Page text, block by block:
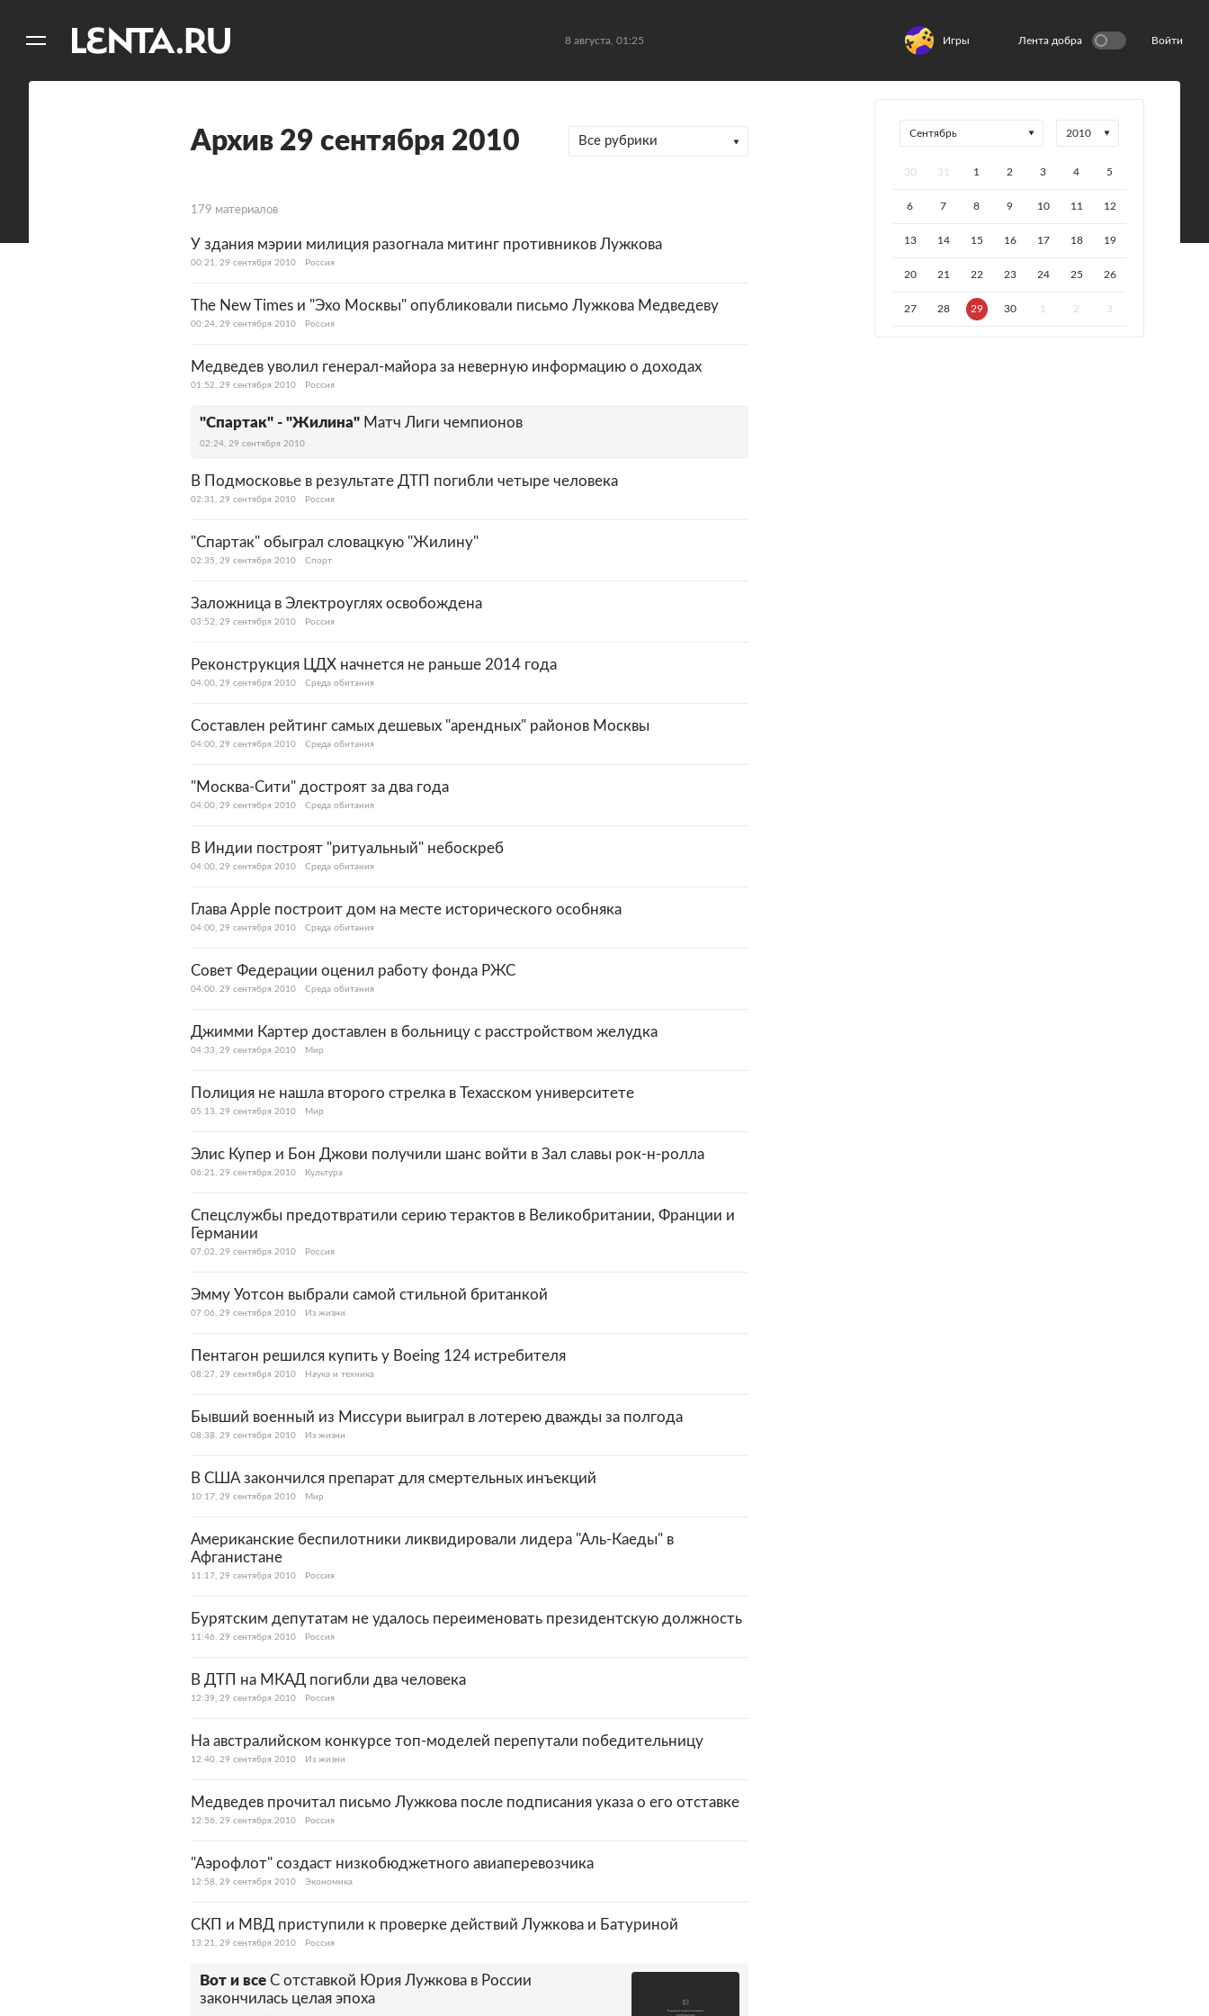
8 августа, 01:25 Игры Лента добра Войти
Архив 29 сентября 2010 Все рубрики
179 материалов
У здания мэрии милиция разогнала митинг противников Лужкова
00:21, 29 сентября 2010 Россия
The New Times и "Эхо Москвы" опубликовали письмо Лужкова Медведеву
00:24, 29 сентября 2010 Россия
Медведев уволил генерал-майора за неверную информацию о доходах
01:52, 29 сентября 2010 Россия
"Спартак" - "Жилина" Матч Лиги чемпионов
02:24, 29 сентября 2010
В Подмосковье в результате ДТП погибли четыре человека
02:31, 29 сентября 2010 Россия
"Спартак" обыграл словацкую "Жилину"
02:35, 29 сентября 2010 Спорт
Заложница в Электроуглях освобождена
03:52, 29 сентября 2010 Россия
Реконструкция ЦДХ начнется не раньше 2014 года
04:00, 29 сентября 2010 Среда обитания
Составлен рейтинг самых дешевых "арендных" районов Москвы
04:00, 29 сентября 2010 Среда обитания
"Москва-Сити" достроят за два года
04:00, 29 сентября 2010 Среда обитания
В Индии построят "ритуальный" небоскреб
04:00, 29 сентября 2010 Среда обитания
Глава Apple построит дом на месте исторического особняка
04:00, 29 сентября 2010 Среда обитания
Совет Федерации оценил работу фонда РЖС
04:00, 29 сентября 2010 Среда обитания
Джимми Картер доставлен в больницу с расстройством желудка
04:33, 29 сентября 2010 Мир
Полиция не нашла второго стрелка в Техасском университете
05:13, 29 сентября 2010 Мир
Элис Купер и Бон Джови получили шанс войти в Зал славы рок-н-ролла
06:21, 29 сентября 2010 Культура
Спецслужбы предотвратили серию терактов в Великобритании, Франции и
Германии
07:02, 29 сентября 2010 Россия
Эмму Уотсон выбрали самой стильной британкой
07:06, 29 сентября 2010 Из жизни
Пентагон решился купить у Boeing 124 истребителя
08:27, 29 сентября 2010 Наука и техника
Бывший военный из Миссури выиграл в лотерею дважды за полгода
08:38, 29 сентября 2010 Из жизни
В США закончился препарат для смертельных инъекций
10:17, 29 сентября 2010 Мир
Американские беспилотники ликвидировали лидера "Аль-Каеды" в
Афганистане
11:17, 29 сентября 2010 Россия
Бурятским депутатам не удалось переименовать президентскую должность
11:46, 29 сентября 2010 Россия
В ДТП на МКАД погибли два человека
12:39, 29 сентября 2010 Россия
На австралийском конкурсе топ-моделей перепутали победительницу
12:40, 29 сентября 2010 Из жизни
Медведев прочитал письмо Лужкова после подписания указа о его отставке
12:56, 29 сентября 2010 Россия
"Аэрофлот" создаст низкобюджетного авиаперевозчика
12:58, 29 сентября 2010 Экономика
СКП и МВД приступили к проверке действий Лужкова и Батуриной
13:21, 29 сентября 2010 Россия
Вот и все С отставкой Юрия Лужкова в России
закончилась целая эпоха
30 31 1 2 3 4 5
6 7 8 9 10 11 12
13 14 15 16 17 18 19
20 21 22 23 24 25 26
27 28 29 30 1 2 3